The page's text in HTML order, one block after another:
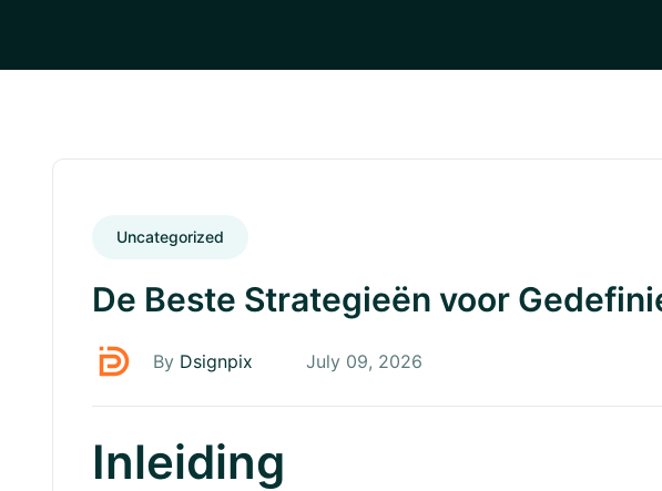
Uncategorized
De Beste Strategieën voor
By Dsignpix July 09, 2026
Inleiding